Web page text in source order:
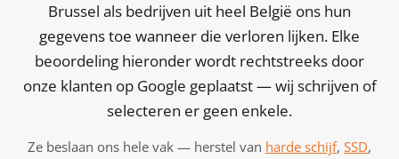
Brussel als bedrijven uit heel België ons hun
gegevens toe wanneer die verloren lijken. Elke
beoordeling hieronder wordt rechtstreeks door
onze klanten op Google geplaatst — wij schrijven of
selecteren er geen enkele.
Ze beslaan ons hele vak — herstel van harde schijf, SSD,